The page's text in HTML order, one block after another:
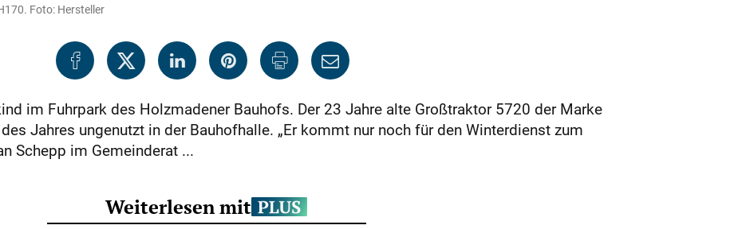
Foto: Hersteller
im Fuhrpark des Holzmadener Bauhofs. Der 23 Jahre alte Großtraktor 5720 der Marke
Jahres ungenutzt in der Bauhofhalle. „Er kommt nur noch für den Winterdienst zum
Schepp im Gemeinderat ...